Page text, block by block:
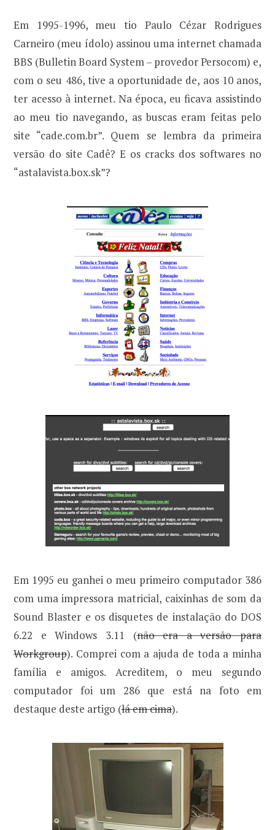
Em 1995-1996, meu tio Paulo Cézar Rodrigues
Carneiro (meu ídolo) assinou uma internet chamada
BBS (Bulletin Board System – provedor Persocom) e,
com o seu 486, tive a oportunidade de, aos 10 anos,
ter acesso à internet. Na época, eu ficava assistindo
ao meu tio navegando, as buscas eram feitas pelo
site “cade.com.br”. Quem se lembra da primeira
versão do site Cadê? E os cracks dos softwares no
“astalavista.box.sk”?
Em 1995 eu ganhei o meu primeiro computador 386
com uma impressora matricial, caixinhas de som da
Sound Blaster e os disquetes de instalação do DOS
6.22 e Windows 3.11 (não era a versão para
Workgroup). Comprei com a ajuda de toda a minha
família e amigos. Acreditem, o meu segundo
computador foi um 286 que está na foto em
destaque deste artigo (lá em cima).